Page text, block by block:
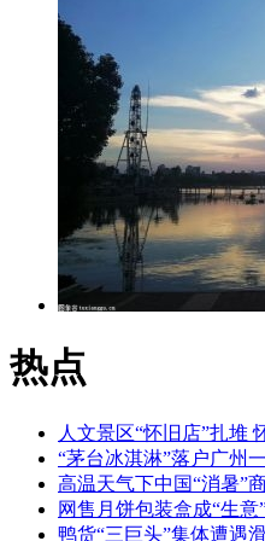
热点
人文景区“怀旧店”扎堆
“茅台冰淇淋”落户广州
高温天气下中国“消暑”
网售月饼包装盒成“生
鸭货“三巨头”集体遭遇